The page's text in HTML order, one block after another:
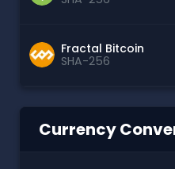
Fractal Bitcoin
SHA-256
Currency